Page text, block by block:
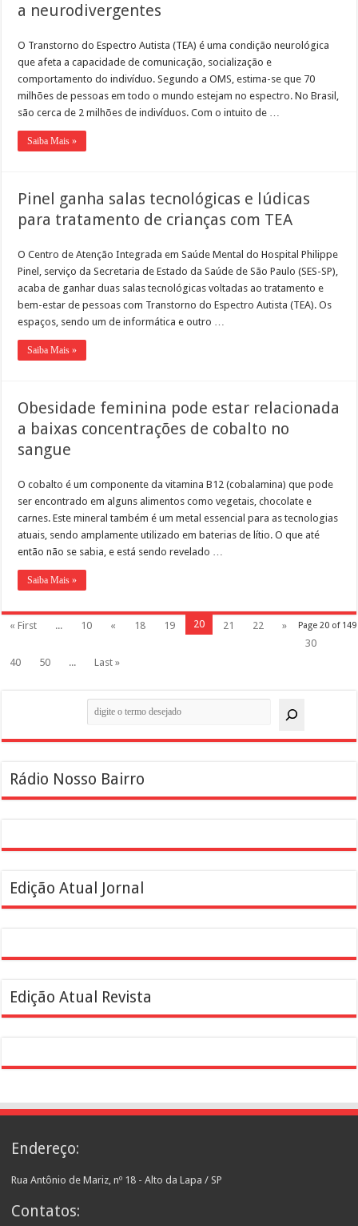
a neurodivergentes
O Transtorno do Espectro Autista (TEA) é uma condição neurológica
que afeta a capacidade de comunicação, socialização e
comportamento do indivíduo. Segundo a OMS, estima-se que 70
milhões de pessoas em todo o mundo estejam no espectro. No Brasil,
são cerca de 2 milhões de indivíduos. Com o intuito de …
Saiba Mais »
Pinel ganha salas tecnológicas e lúdicas
para tratamento de crianças com TEA
O Centro de Atenção Integrada em Saúde Mental do Hospital Philippe
Pinel, serviço da Secretaria de Estado da Saúde de São Paulo (SES-SP),
acaba de ganhar duas salas tecnológicas voltadas ao tratamento e
bem-estar de pessoas com Transtorno do Espectro Autista (TEA). Os
espaços, sendo um de informática e outro …
Saiba Mais »
Obesidade feminina pode estar relacionada
a baixas concentrações de cobalto no
sangue
O cobalto é um componente da vitamina B12 (cobalamina) que pode
ser encontrado em alguns alimentos como vegetais, chocolate e
carnes. Este mineral também é um metal essencial para as tecnologias
atuais, sendo amplamente utilizado em baterias de lítio. O que até
então não se sabia, e está sendo revelado …
Saiba Mais »
Page 20 of 149
« First ... 10 « 18 19 20 21 22
»
30
40
50 ... Last »
Rádio Nosso Bairro
Edição Atual Jornal
Edição Atual Revista
Endereço:
Rua Antônio de Mariz, nº 18 - Alto da Lapa / SP
Contatos: